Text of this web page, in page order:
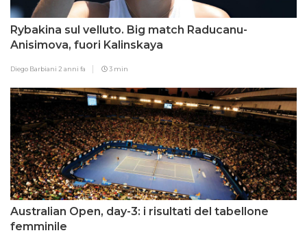
Rybakina sul velluto. Big match Raducanu-
Anisimova, fuori Kalinskaya
Diego Barbiani 2 anni fa 3 min
Australian Open, day-3: i risultati del tabellone
femminile